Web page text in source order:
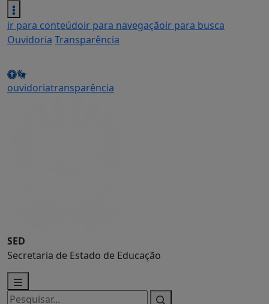
ir para conteúdoir para navegaçãoir para busca
Ouvidoria Transparência
ouvidoriatransparência
SED
Secretaria de Estado de Educação
Pesquisar